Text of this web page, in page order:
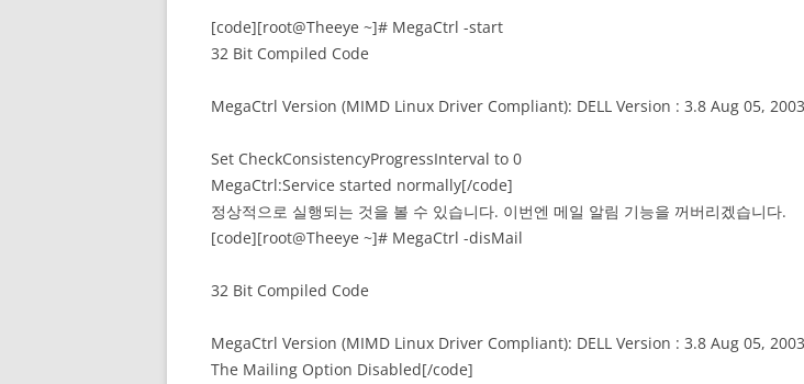
[code][root@Theeye ~]# MegaCtrl -start
32 Bit Compiled Code
MegaCtrl Version (MIMD Linux Driver Compliant): DELL Version : 3.8 Aug 05, 2003
Set CheckConsistencyProgressInterval to 0
MegaCtrl:Service started normally[/code]
정상적으로 실행되는 것을 볼 수 있습니다. 이번엔 메일 알림 기능을 꺼버리겠습니다.
[code][root@Theeye ~]# MegaCtrl -disMail
32 Bit Compiled Code
MegaCtrl Version (MIMD Linux Driver Compliant): DELL Version : 3.8 Aug 05, 2003
The Mailing Option Disabled[/code]